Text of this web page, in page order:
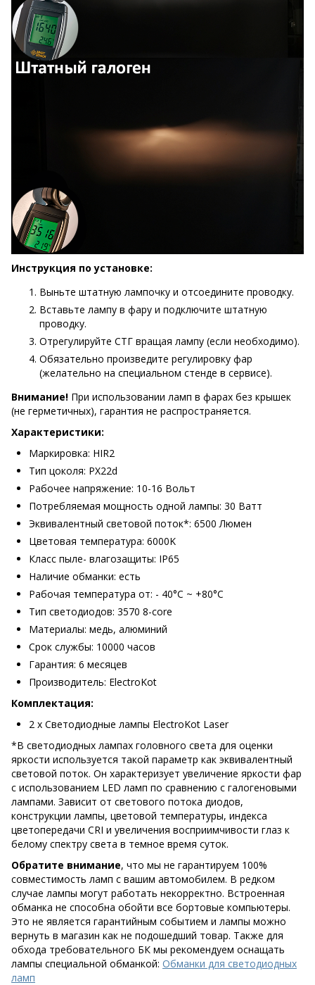
Инструкция по установке:
Выньте штатную лампочку и отсоедините проводку.
Вставьте лампу в фару и подключите штатную
проводку.
Отрегулируйте СТГ вращая лампу (если необходимо).
Обязательно произведите регулировку фар
(желательно на специальном стенде в сервисе).
Внимание! При использовании ламп в фарах без крышек
(не герметичных), гарантия не распространяется.
Характеристики:
Маркировка: HIR2
Тип цоколя: PX22d
Рабочее напряжение: 10-16 Вольт
Потребляемая мощность одной лампы: 30 Ватт
Эквивалентный световой поток*: 6500 Люмен
Цветовая температура: 6000K
Класс пыле- влагозащиты: IP65
Наличие обманки: есть
Рабочая температура от: - 40°С ~ +80°С
Тип светодиодов: 3570 8-core
Материалы: медь, алюминий
Срок службы: 10000 часов
Гарантия: 6 месяцев
Производитель: ElectroKot
Комплектация:
2 х Светодиодные лампы ElectroKot Laser
*В светодиодных лампах головного света для оценки
яркости используется такой параметр как эквивалентный
световой поток. Он характеризует увеличение яркости фар
с использованием LED ламп по сравнению с галогеновыми
лампами. Зависит от светового потока диодов,
конструкции лампы, цветовой температуры, индекса
цветопередачи CRI и увеличения восприимчивости глаз к
белому спектру света в темное время суток.
Обратите внимание, что мы не гарантируем 100%
совместимость ламп с вашим автомобилем. В редком
случае лампы могут работать некорректно. Встроенная
обманка не способна обойти все бортовые компьютеры.
Это не является гарантийным событием и лампы можно
вернуть в магазин как не подошедший товар. Также для
обхода требовательного БК мы рекомендуем оснащать
лампы специальной обманкой: Обманки для светодиодных
ламп